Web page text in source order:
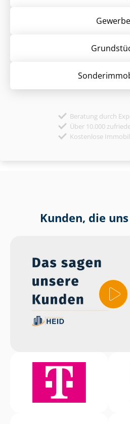
Gewerbe
Beratung durch
Über 10.000
Kostenlose
Kunden, die